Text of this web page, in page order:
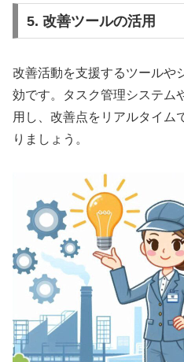
5. 改善ツールの活用
改善活動を支援するツールや
効です。タスク管理システム
用し、改善点をリアルタイム
りましょう。